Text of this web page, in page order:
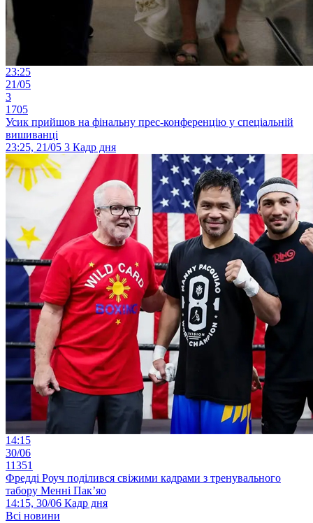
23:25
21/05
3
1705
Усик прийшов на фінальну прес-конференцію у спеціальній
вишиванці
23:25, 21/05 3 Кадр дня
14:15
30/06
11351
Фредді Роуч поділився свіжими кадрами з тренувального
табору Менні Пак’яо
14:15, 30/06 Кадр дня
Всі новини